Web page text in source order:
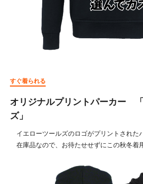
すぐ着られる
オリジナルプリントパーカー
ズ」
イエローツールズのロゴがプリントされた
在庫品なので、お待たせせずにこの秋冬着